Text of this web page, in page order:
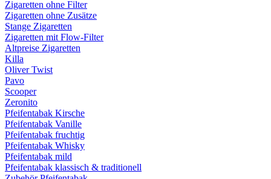
Zigaretten ohne Filter
Zigaretten ohne Zusätze
Stange Zigaretten
Zigaretten mit Flow-Filter
Altpreise Zigaretten
Killa
Oliver Twist
Pavo
Scooper
Zeronito
Pfeifentabak Kirsche
Pfeifentabak Vanille
Pfeifentabak fruchtig
Pfeifentabak Whisky
Pfeifentabak mild
Pfeifentabak klassisch & traditionell